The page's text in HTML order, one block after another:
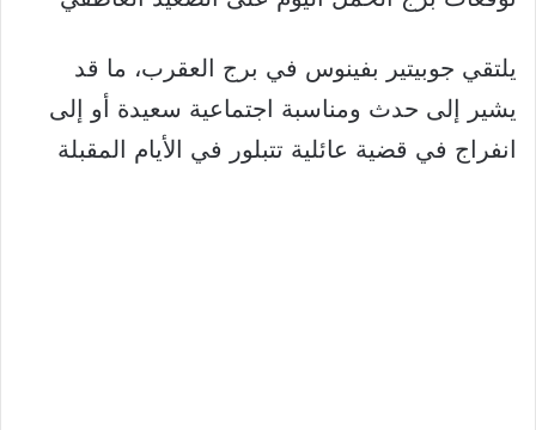
يلتقي جوبيتير بفينوس في برج العقرب، ما قد
يشير إلى حدث ومناسبة اجتماعية سعيدة أو إلى
انفراج في قضية عائلية تتبلور في الأيام المقبلة